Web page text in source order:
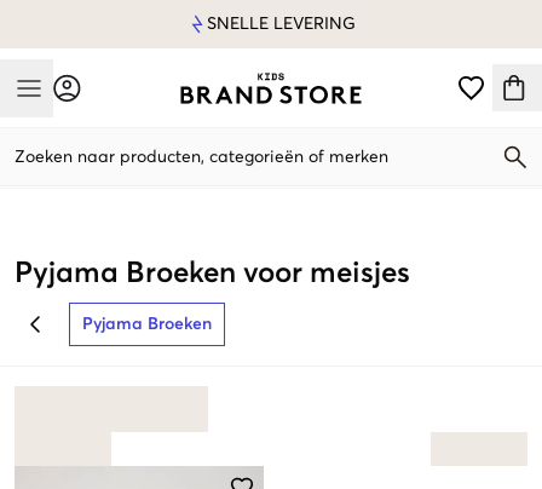
SNELLE LEVERING
Mobile Menu
Zoeken naar producten, categorieën of merken
Pyjama Broeken voor meisjes
BACK Pyjama Broeken